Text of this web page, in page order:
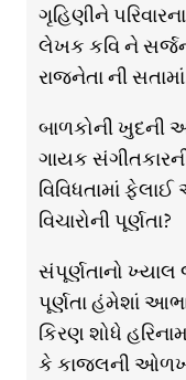
ગૃહિણીને
લેખક કવિ ને
રાજનેતા ની
બાળકોની ખુદની
ગાયક
વિવિધતામાં ફેલાઈ
વિચારોની પૂર્ણતા?
સંપૂર્ણતાનો
પૂર્ણતા હંમેશાં
કિરણ શોધે
કે કાજલની ઓળખ